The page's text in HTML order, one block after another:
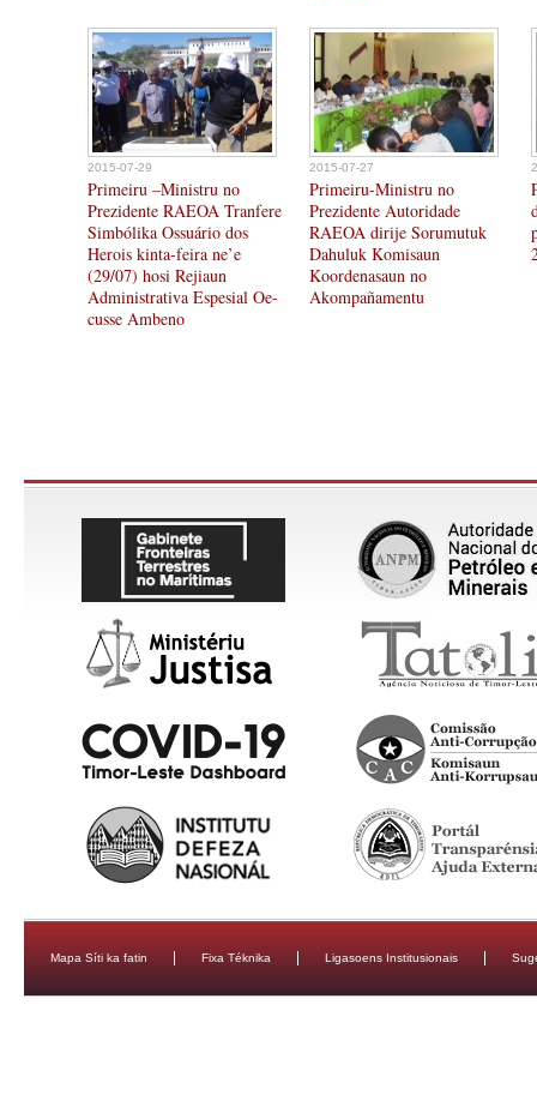
2015-07-29
Primeiru –Ministru no
Prezidente RAEOA Tranfere
Simbólika Ossuário dos
Herois kinta-feira ne’e
(29/07) hosi Rejiaun
Administrativa Espesial Oe-
cusse Ambeno
2015-07-27
Primeiru-Ministru no
Prezidente Autoridade
RAEOA dirije Sorumutuk
Dahuluk Komisaun
Koordenasaun no
Akompañamentu
Mapa Síti ka fatin Fixa Téknika Ligasoens Institusionais